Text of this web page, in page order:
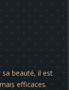
beauté, il est
efficaces.